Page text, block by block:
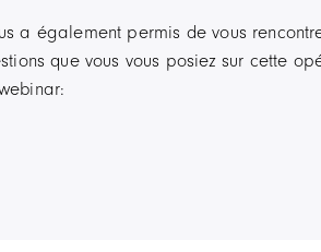
a également permis de vous
que vous vous posiez sur cette